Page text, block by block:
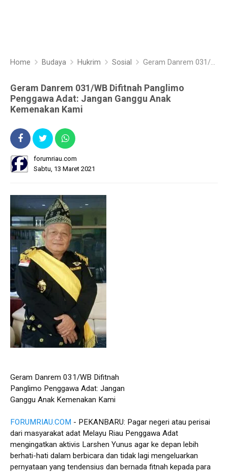
Home Budaya Hukrim Sosial Geram Danrem 031/WB Difitnah Panglimo Penggawa Adat: Jangan Ganggu Anak Kemenakan Kami
Geram Danrem 031/WB Difitnah Panglimo
Penggawa Adat: Jangan Ganggu Anak
Kemenakan Kami
forumriau.com
Sabtu, 13 Maret 2021
Geram Danrem 031/WB Difitnah
Panglimo Penggawa Adat: Jangan
Ganggu Anak Kemenakan Kami
FORUMRIAU.COM - PEKANBARU: Pagar negeri atau perisai
dari masyarakat adat Melayu Riau Penggawa Adat
mengingatkan aktivis Larshen Yunus agar ke depan lebih
berhati-hati dalam berbicara dan tidak lagi mengeluarkan
pernyataan yang tendensius dan bernada fitnah kepada para